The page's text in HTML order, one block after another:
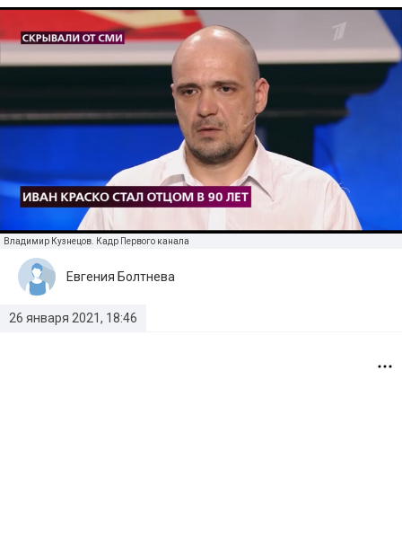
Владимир Кузнецов. Кадр Первого канала
26 января 2021, 18:46
Евгения Болтнева